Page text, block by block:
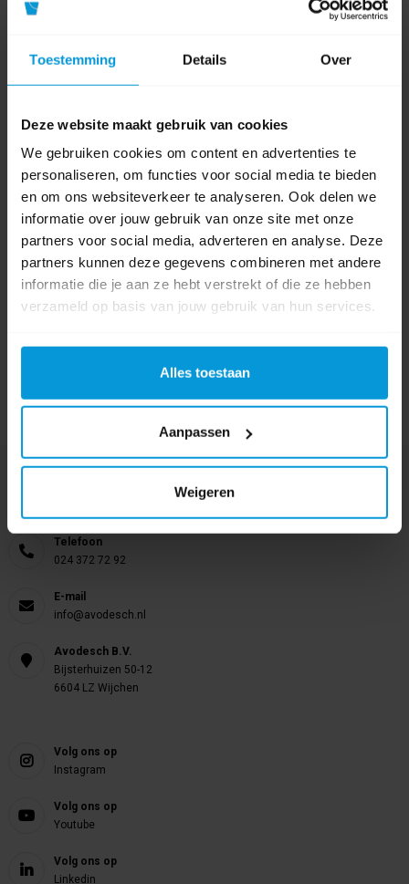
Toestemming Details Over
Deze website maakt gebruik van cookies
We gebruiken cookies om content en advertenties te
personaliseren, om functies voor social media te bieden
en om ons websiteverkeer te analyseren. Ook delen we
informatie over jouw gebruik van onze site met onze
partners voor social media, adverteren en analyse. Deze
partners kunnen deze gegevens combineren met andere
informatie die je aan ze hebt verstrekt of die ze hebben
verzameld op basis van jouw gebruik van hun services.
Alles toestaan
Aanpassen
Weigeren
Artikelnummer
50 cm
0 beoordeling(en)
Schrijf als eerste voor dit product een beoordeling
Onze product specialisten staan voor je klaar!
Telefoon
024 372 72 92
E-mail
info@avodesch.nl
Avodesch B.V.
Bijsterhuizen 50-12
6604 LZ Wijchen
Volg ons op
Instagram
Volg ons op
Youtube
Volg ons op
Linkedin